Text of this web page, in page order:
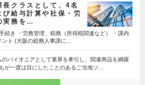
クラスとして、4名
給与計算や社保・労
実務を…
続き ・労務管理、税務（所得税関連など） ・課内
ント (大阪の総務人事課に…
のパイオニアとして業界を牽引し、関連商品を網羅
が一度は目にしたことのあるご当地ソ…